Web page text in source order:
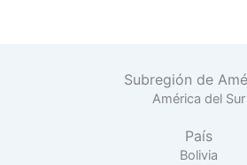
Subregión de
América del Sur
País
Bolivia